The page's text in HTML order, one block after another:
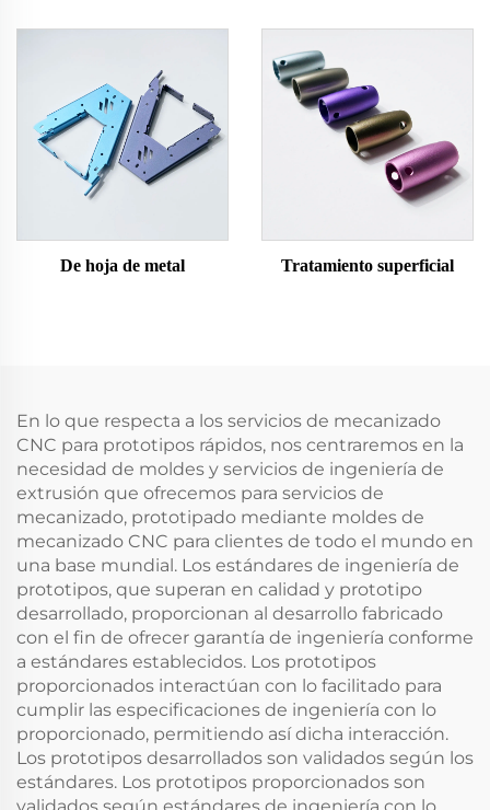
De hoja de metal Tratamiento superficial
En lo que respecta a los servicios de mecanizado
CNC para prototipos rápidos, nos centraremos en la
necesidad de moldes y servicios de ingeniería de
extrusión que ofrecemos para servicios de
mecanizado, prototipado mediante moldes de
mecanizado CNC para clientes de todo el mundo en
una base mundial. Los estándares de ingeniería de
prototipos, que superan en calidad y prototipo
desarrollado, proporcionan al desarrollo fabricado
con el fin de ofrecer garantía de ingeniería conforme
a estándares establecidos. Los prototipos
proporcionados interactúan con lo facilitado para
cumplir las especificaciones de ingeniería con lo
proporcionado, permitiendo así dicha interacción.
Los prototipos desarrollados son validados según los
estándares. Los prototipos proporcionados son